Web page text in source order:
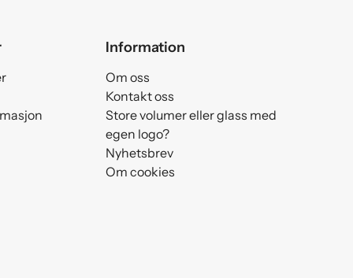
Information
Om oss
Kontakt oss
Store volumer eller glass med
egen logo?
Nyhetsbrev
Om cookies